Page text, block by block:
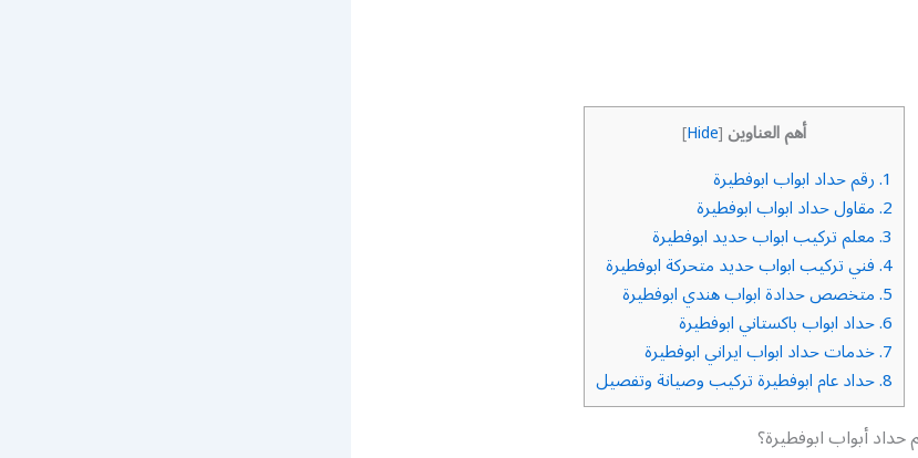
أهم العناوين [
Hide
]
1. رقم حداد ابواب ابوفطيرة
2. مقاول حداد ابواب ابوفطيرة
3. معلم تركيب ابواب حديد ابوفطيرة
4. فني تركيب ابواب حديد متحركة ابوفطيرة
5. متخصص حدادة ابواب هندي ابوفطيرة
6. حداد ابواب باكستاني ابوفطيرة
7. خدمات حداد ابواب ايراني ابوفطيرة
8. حداد عام ابوفطيرة تركيب وصيانة وتفصيل
أبواب ابوفطيرة؟